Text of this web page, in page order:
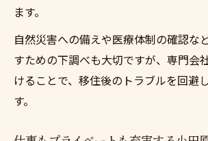
ます。
自然災害への備えや医療体制の確認な
すための下調べも大切ですが、専門会
けることで、移住後のトラブルを回避
す。